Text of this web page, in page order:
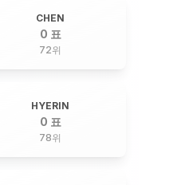
CHEN
0 표
72위
HYERIN
0 표
78위